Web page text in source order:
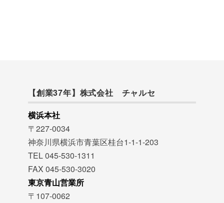
【創業37年】株式会社 チャルセ
横浜本社
〒227-0034
神奈川県横浜市青葉区桂台1-1-1-203
TEL 045-530-1311
FAX 045-530-3020
東京青山営業所
〒107-0062